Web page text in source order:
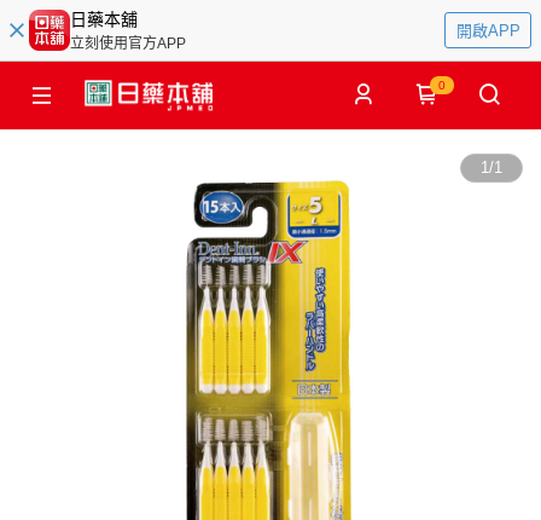
日藥本舖
立刻使用官方APP
開啟APP
0
1/1